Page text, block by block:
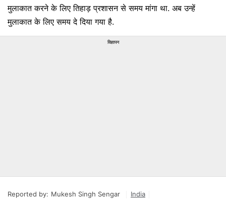
मुलाकात करने के लिए तिहाड़ प्रशासन से समय मांगा था. अब उन्हें
मुलाकात के लिए समय दे दिया गया है.
विज्ञापन
Reported by: Mukesh Singh Sengar
India